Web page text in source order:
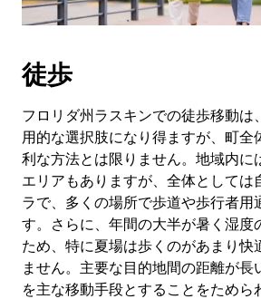
徒歩
フロリダ州ラスキンでの徒歩移動は
用的な選択肢になり得ますが、町全
利な方法とは限りません。地域内に
エリアもありますが、全体としては
ラで、多くの場所で歩道や歩行者用
す。さらに、年間の大半が暑く湿度
ため、特に夏場は歩くのがあまり快
ません。主要な目的地間の距離が長
を主な移動手段とすることをためら